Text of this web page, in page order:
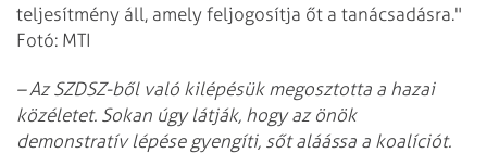
teljesítmény áll, amely feljogosítja őt a tanácsadásra."
Fotó: MTI
– Az SZDSZ-ből való kilépésük megosztotta a hazai
közéletet. Sokan úgy látják, hogy az önök
demonstratív lépése gyengíti, sőt aláássa a koalíciót.